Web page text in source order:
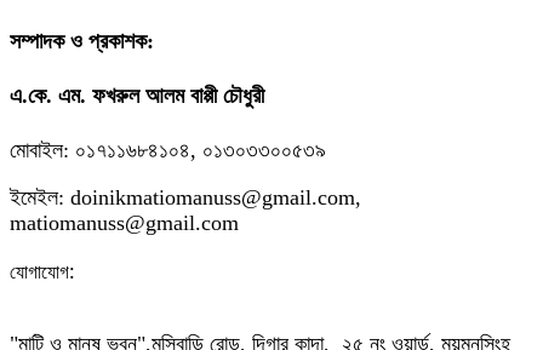
সম্পাদক ও প্রকাশক:
এ.কে. এম. ফখরুল আলম বাপ্পী চৌধুরী
মোবাইল: ০১৭১১৬৮৪১০৪, ০১৩০৩৩০০৫৩৯
ইমেইল: doinikmatiomanuss@gmail.com,
matiomanuss@gmail.com
যোগাযোগ:
"মাটি ও মানুষ ভবন",মুন্সিবাড়ি রোড, দিগার কান্দা, ২৫ নং ওয়ার্ড, ময়মনসিংহ